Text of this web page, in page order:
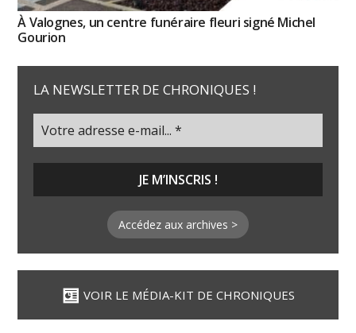
À Valognes, un centre funéraire fleuri signé Michel
Gourion
LA NEWSLETTER DE CHRONIQUES !
Accédez aux archives >
VOIR LE MÉDIA-KIT DE CHRONIQUES